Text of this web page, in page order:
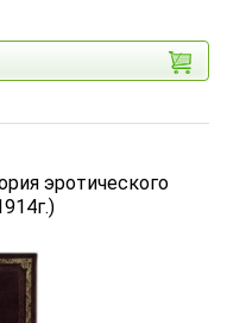
эротического